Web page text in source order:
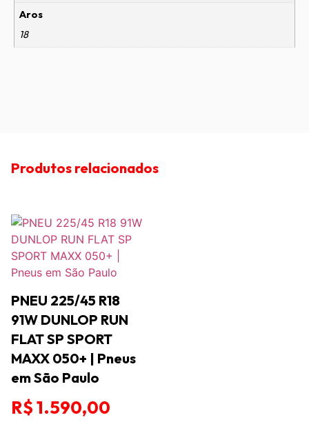
Aros
18
Produtos relacionados
PNEU 225/45 R18
91W DUNLOP RUN
FLAT SP SPORT
MAXX 050+ | Pneus
em São Paulo
R$1.590,00